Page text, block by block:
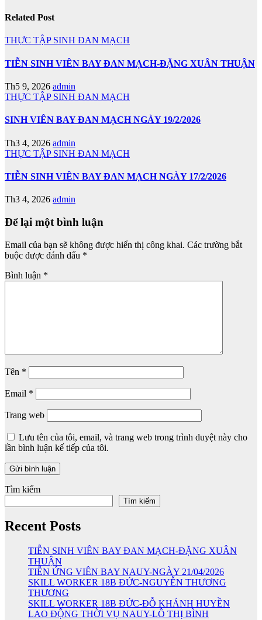
Related Post
THỰC TẬP SINH ĐAN MẠCH
TIỄN SINH VIÊN BAY ĐAN MẠCH-ĐẶNG XUÂN THUẬN
Th5 9, 2026 admin
THỰC TẬP SINH ĐAN MẠCH
SINH VIÊN BAY ĐAN MẠCH NGÀY 19/2/2026
Th3 4, 2026 admin
THỰC TẬP SINH ĐAN MẠCH
TIỄN SINH VIÊN BAY ĐAN MẠCH NGÀY 17/2/2026
Th3 4, 2026 admin
Để lại một bình luận
Email của bạn sẽ không được hiển thị công khai. Các trường bắt
buộc được đánh dấu *
Bình luận *
Tên *
Email *
Trang web
Lưu tên của tôi, email, và trang web trong trình duyệt này cho
lần bình luận kế tiếp của tôi.
Tìm kiếm
Tìm kiếm
Recent Posts
TIỄN SINH VIÊN BAY ĐAN MẠCH-ĐẶNG XUÂN
THUẬN
TIỄN ỨNG VIÊN BAY NAUY-NGÀY 21/04/2026
SKILL WORKER 18B ĐỨC-NGUYỄN THƯƠNG
THƯƠNG
SKILL WORKER 18B ĐỨC-ĐỖ KHÁNH HUYỀN
LAO ĐỘNG THỜI VỤ NAUY-LÔ THỊ BÌNH